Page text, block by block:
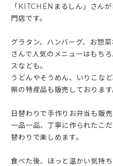
「KITCHENまるしん」さん
門店です。
グラタン、ハンバーグ、お惣
さんで人気のメニューはもち
スなども。
うどんやそうめん、いりこな
県の特産品も販売しております
日替わりで手作りお弁当も販売
一品一品、丁寧に作られたこ
替わりで楽しめます。
食べた後、ほっと温かい気持